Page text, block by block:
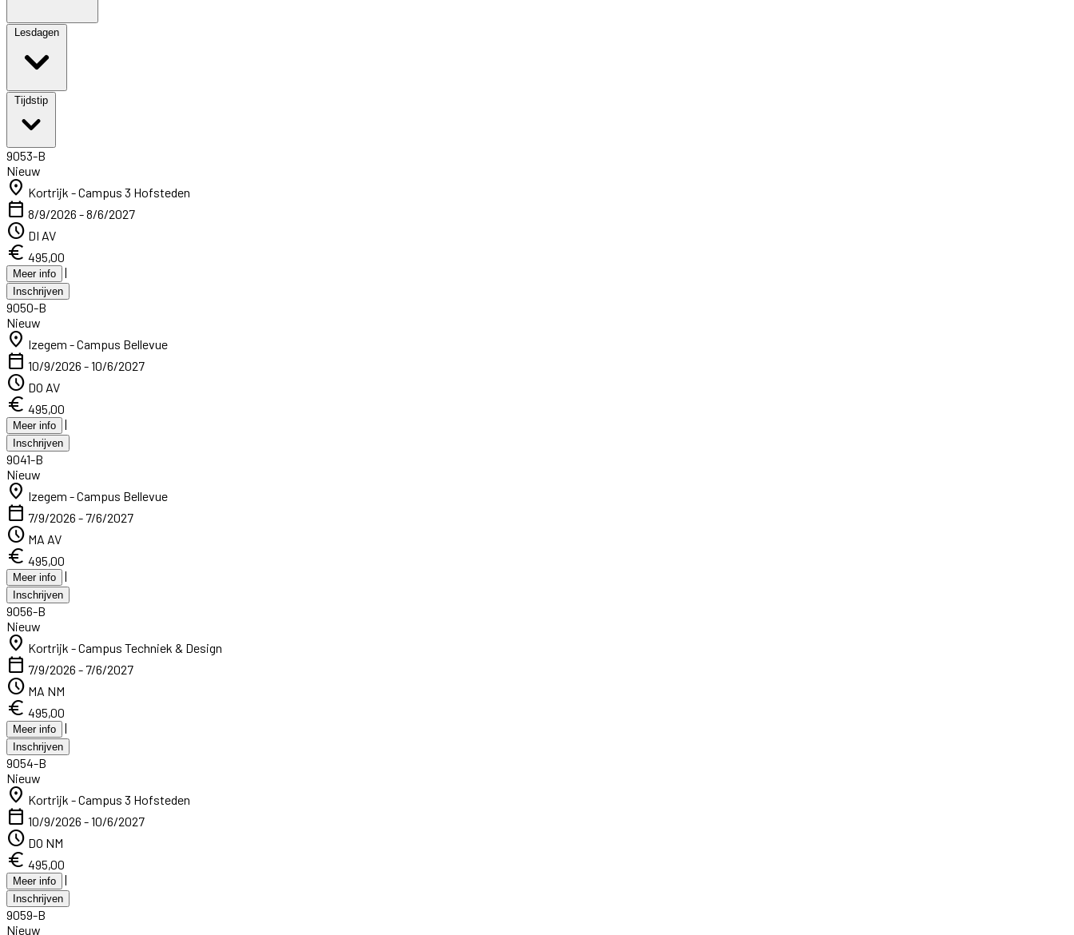
Lesdagen
Tijdstip
9053-B
Nieuw
location_on Kortrijk - Campus 3 Hofsteden
calendar_today 8/9/2026 - 8/6/2027
schedule DI AV
euro 495,00
Meer info |
Inschrijven
9050-B
Nieuw
location_on Izegem - Campus Bellevue
calendar_today 10/9/2026 - 10/6/2027
schedule DO AV
euro 495,00
Meer info |
Inschrijven
9041-B
Nieuw
location_on Izegem - Campus Bellevue
calendar_today 7/9/2026 - 7/6/2027
schedule MA AV
euro 495,00
Meer info |
Inschrijven
9056-B
Nieuw
location_on Kortrijk - Campus Techniek & Design
calendar_today 7/9/2026 - 7/6/2027
schedule MA NM
euro 495,00
Meer info |
Inschrijven
9054-B
Nieuw
location_on Kortrijk - Campus 3 Hofsteden
calendar_today 10/9/2026 - 10/6/2027
schedule DO NM
euro 495,00
Meer info |
Inschrijven
9059-B
Nieuw